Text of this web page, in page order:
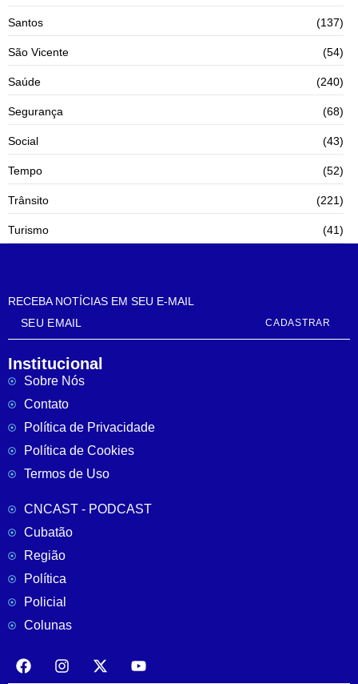
Santos (137)
São Vicente (54)
Saúde (240)
Segurança (68)
Social (43)
Tempo (52)
Trânsito (221)
Turismo (41)
RECEBA NOTÍCIAS EM SEU E-MAIL
CADASTRAR
Institucional
Sobre Nós
Contato
Política de Privacidade
Política de Cookies
Termos de Uso
CNCAST - PODCAST
Cubatão
Região
Política
Policial
Colunas